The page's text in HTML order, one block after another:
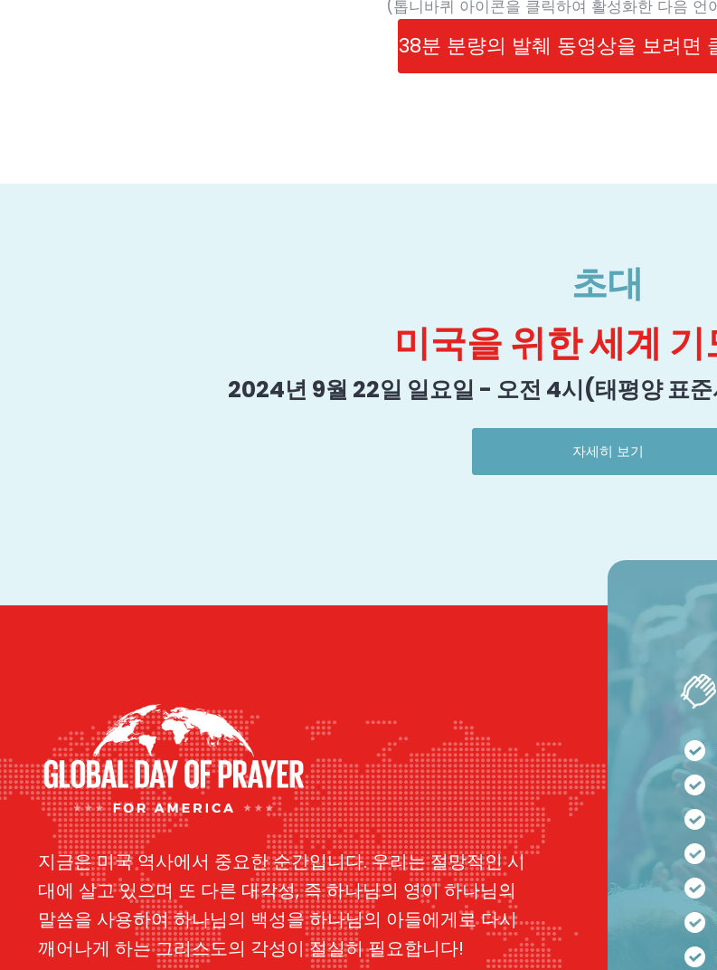
(톱니바퀴 아이콘을 클릭하여 활성화한 다음 언
38분 분량의 발췌 동영상을 보려면
초대
미국을 위한 세계
2024년 9월 22일 일요일 - 오전 4시(태평양 표
자세히 보기
지금은 미국 역사에서 중요한 순간입니다. 우리는 절망적인 시
대에 살고 있으며 또 다른 대각성, 즉 하나님의 영이 하나님의
말씀을 사용하여 하나님의 백성을 하나님의 아들에게로 다시
깨어나게 하는 그리스도의 각성이 절실히 필요합니다!